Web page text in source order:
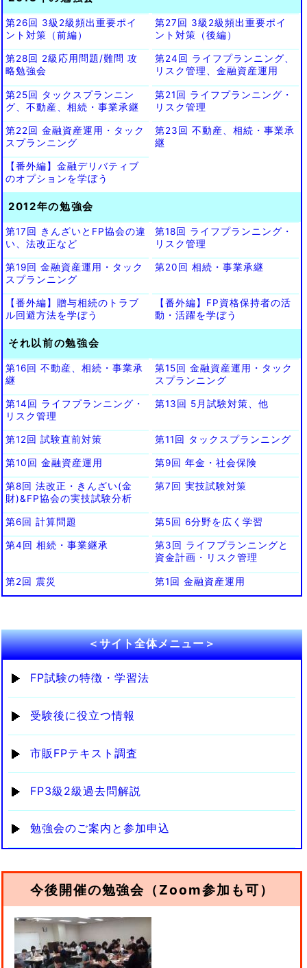
第26回 3級2級頻出重要ポイ
ント対策（前編）
第27回 3級2級頻出重要ポイ
ント対策（後編）
第28回 2級応用問題/難問 攻
略勉強会
第24回 ライフプランニング、
リスク管理、金融資産運用
第25回 タックスプランニン
グ、不動産、相続・事業承継
第21回 ライフプランニング・
リスク管理
第22回 金融資産運用・タック
スプランニング
第23回 不動産、相続・事業承
継
【番外編】金融デリバティブ
のオプションを学ぼう
2012年の勉強会
第17回 きんざいとFP協会の違
い、法改正など
第18回 ライフプランニング・
リスク管理
第19回 金融資産運用・タック
スプランニング
第20回 相続・事業承継
【番外編】贈与相続のトラブ
ル回避方法を学ぼう
【番外編】FP資格保持者の活
動・活躍を学ぼう
それ以前の勉強会
第16回 不動産、相続・事業承
継
第15回 金融資産運用・タック
スプランニング
第14回 ライフプランニング・
リスク管理
第13回 5月試験対策、他
第12回 試験直前対策 第11回 タックスプランニング
第10回 金融資産運用 第9回 年金・社会保険
第8回 法改正・きんざい(金
財)&FP協会の実技試験分析
第7回 実技試験対策
第6回 計算問題 第5回 6分野を広く学習
第4回 相続・事業継承
第3回 ライフプランニングと
資金計画・リスク管理
第2回 震災 第1回 金融資産運用
＜サイト全体メニュー＞
FP試験の特徴・学習法
受験後に役立つ情報
市販FPテキスト調査
FP3級2級過去問解説
勉強会のご案内と参加申込
今後開催の勉強会（Zoom参加も可）